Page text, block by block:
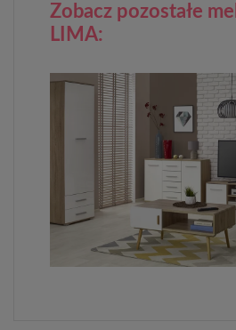
Zobacz pozostałe
LIMA: